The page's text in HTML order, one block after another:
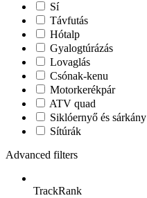
Sí
Távfutás
Hótalp
Gyalogtúrázás
Lovaglás
Csónak-kenu
Motorkerékpár
ATV quad
Siklóernyő és sárkány
Sítúrák
Advanced filters
TrackRank